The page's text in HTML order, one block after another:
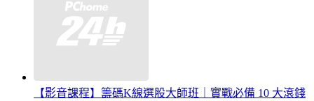
【影音課程】籌碼K線選股大師班｜實戰必備 10 大滾錢